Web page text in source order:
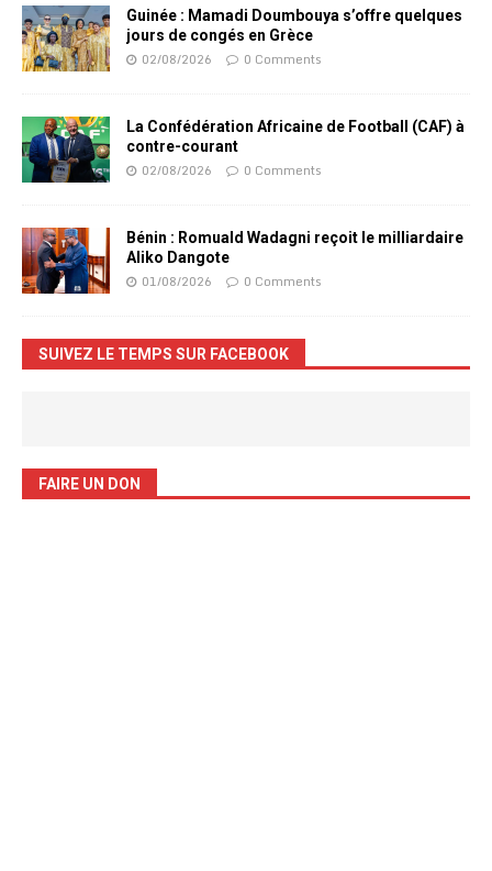
Guinée : Mamadi Doumbouya s’offre quelques
jours de congés en Grèce
02/08/2026 0 Comments
La Confédération Africaine de Football (CAF) à
contre-courant
02/08/2026 0 Comments
Bénin : Romuald Wadagni reçoit le milliardaire
Aliko Dangote
01/08/2026 0 Comments
SUIVEZ LE TEMPS SUR FACEBOOK
FAIRE UN DON